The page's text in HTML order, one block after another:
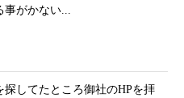
事がかない...
探してたところ御社のHPを拝